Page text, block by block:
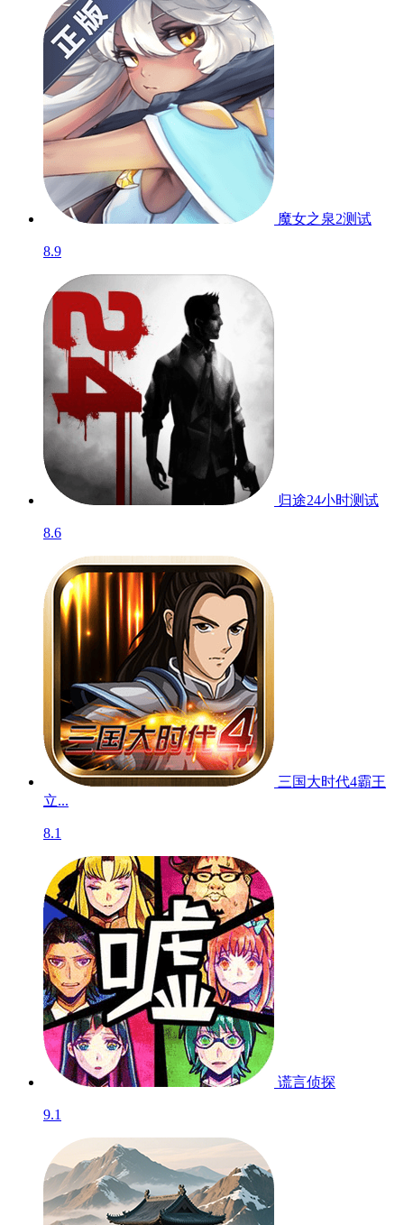
魔女之泉2测试
8.9
归途24小时测试
8.6
三国大时代4霸王
立...
8.1
谎言侦探
9.1